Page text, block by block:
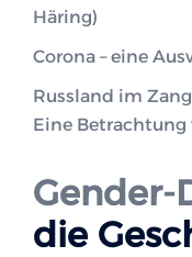
Häring)
Corona – eine
Russland im
Eine Betrachtung
Gender-
die